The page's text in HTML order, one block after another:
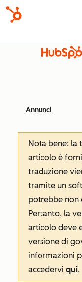
Annunci
Nota bene: la
articolo è
traduzione
tramite un
potrebbe non
Pertanto, la
articolo deve
versione di
informazioni
accedervi qui.